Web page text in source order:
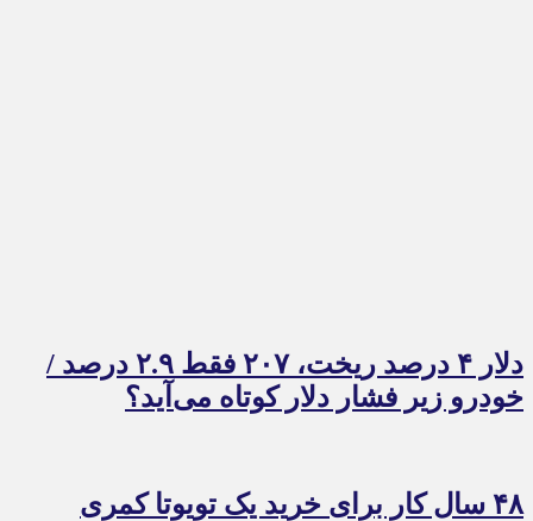
دلار ۴ درصد ریخت، ۲۰۷ فقط ۲.۹ درصد /
خودرو زیر فشار دلار کوتاه می‌آید؟
۴۸ سال کار برای خرید یک تویوتا کمری